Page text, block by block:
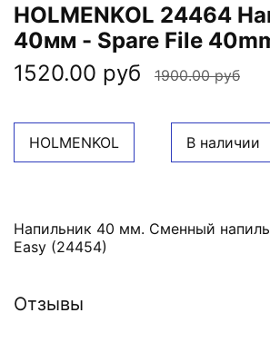
HOLMENKOL 24464
40мм - Spare File
1520.00 руб
1900.00 руб
HOLMENKOL В наличии
Напильник 40 мм. Сменный
Easy (24454)
Отзывы